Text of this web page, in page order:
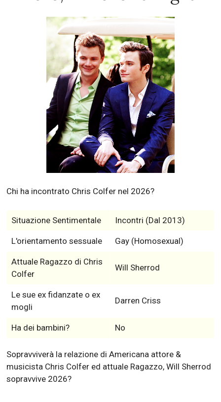
Chi ha incontrato Chris Colfer nel 2026?
Situazione Sentimentale Incontri (Dal 2013)
L'orientamento sessuale Gay (Homosexual)
Attuale Ragazzo di Chris
Colfer
Will Sherrod
Le sue ex fidanzate o ex
mogli
Darren Criss
Ha dei bambini? No
Sopravviverà la relazione di Americana attore &
musicista Chris Colfer ed attuale Ragazzo, Will Sherrod
sopravvive 2026?